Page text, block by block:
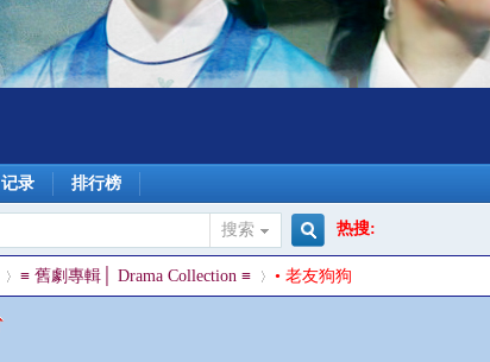
记录 排行榜
搜索
搜
热搜:
≡ 舊劇專輯│ Drama Collection ≡ • 老友狗狗